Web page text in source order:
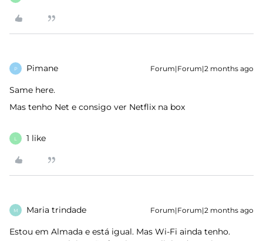
P Pimane Forum|Forum|2 months ago
Same here.
Mas tenho Net e consigo ver Netflix na box
L 1 like
M Maria trindade Forum|Forum|2 months ago
Estou em Almada e está igual. Mas Wi-Fi ainda tenho.